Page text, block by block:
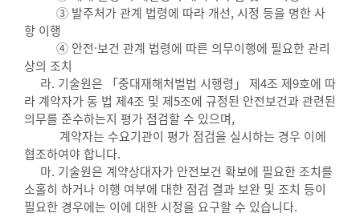
③ 발주처가 관계 법령에 따라 개선, 시정 등을 명한 사
항 이행
④ 안전·보건 관계 법령에 따른 의무이행에 필요한 관리
상의 조치
라. 기술원은 「중대재해처벌법 시행령」 제4조 제9호에 따
라 계약자가 동 법 제4조 및 제5조에 규정된 안전보건과 관련된
의무를 준수하는지 평가 점검할 수 있으며,
계약자는 수요기관이 평가 점검을 실시하는 경우 이에
협조하여야 합니다.
마. 기술원은 계약상대자가 안전보건 확보에 필요한 조치를
소홀히 하거나 이행 여부에 대한 점검 결과 보완 및 조치 등이
필요한 경우에는 이에 대한 시정을 요구할 수 있습니다.